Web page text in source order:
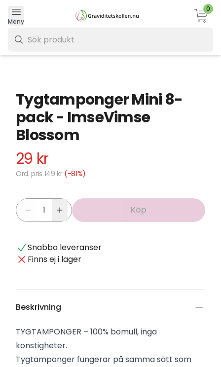
Meny
0
Tygtamponger Mini 8-
pack - ImseVimse
Blossom
29 kr
Ord. pris 149 kr (-81%)
Köp
Snabba leveranser
Finns ej i lager
Beskrivning
TYGTAMPONGER – 100% bomull, inga
konstigheter.
Tygtamponger fungerar på samma sätt som